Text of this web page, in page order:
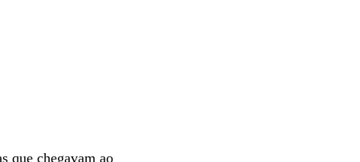
que chegavam ao